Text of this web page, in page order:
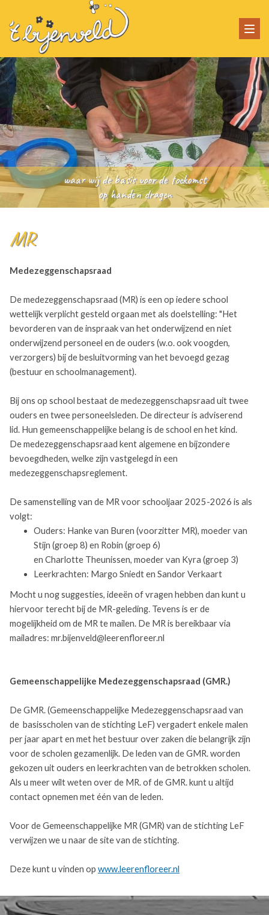
waar wij de basis voor de toekomst
op handen dragen
MR
Medezeggenschapsraad
De medezeggenschapsraad (MR) is een op iedere school
wettelijk verplicht gesteld orgaan met als doelstelling: "Het
bevorderen van de inspraak van het onderwijzend en niet
onderwijzend personeel en de ouders (w.o. ook voogden,
verzorgers) bij de besluitvorming van het bevoegd gezag
(bestuur en schoolmanagement).
Bij ons op school bestaat de medezeggenschapsraad uit twee
ouders en twee personeelsleden. De directeur is adviserend
lid. Hun gemeenschappelijke belang is de school en het kind.
De medezeggenschapsraad kent algemene en bijzondere
bevoegdheden, welke zijn vastgelegd in een
medezeggenschapsreglement.
De samenstelling van de MR voor schooljaar 2025-2026 is als
volgt:
Ouders: Hanke van Buren (voorzitter MR), moeder van
Stijn (groep 8) en Robin (groep 6)
en Charlotte Theunissen, moeder van Kyra (groep 3)
Leerkrachten: Margo Sniedt en Sandor Verkaart
Mocht u nog suggesties, ideeën of vragen hebben dan kunt u
hiervoor terecht bij de MR-geleding. Tevens is er de
mogelijkheid om de MR te mailen. De MR is bereikbaar via
mailadres: mr.bijenveld@leerenfloreer.nl
Gemeenschappelijke Medezeggenschapsraad (GMR.)
De GMR. (Gemeenschappelijke Medezeggenschapsraad van
de basisscholen van de stichting LeF) vergadert enkele malen
per jaar apart en met het bestuur over zaken die belangrijk zijn
voor de scholen gezamenlijk. De leden van de GMR. worden
gekozen uit ouders en leerkrachten van de betrokken scholen.
Als u meer wilt weten over de MR. of de GMR. kunt u altijd
contact opnemen met één van de leden.
Voor de Gemeenschappelijke MR (GMR) van de stichting LeF
verwijzen we u naar de site van de stichting.
Deze kunt u vinden op www.leerenfloreer.nl